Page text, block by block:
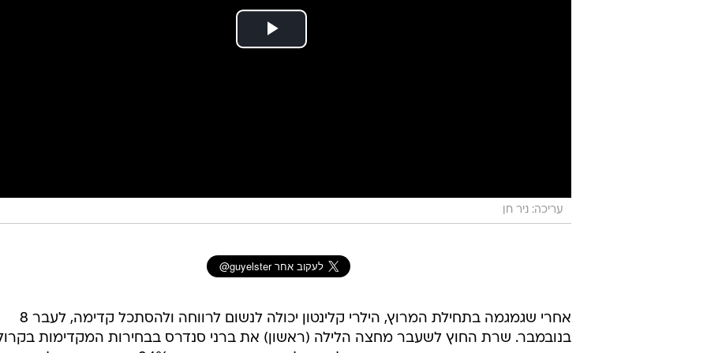
עריכה: ניר חן
אחרי שגמגמה בתחילת המרוץ, הילרי קלינטון יכולה לנשום לרווחה ולהסתכל קדימה, לעבר 8
בנובמבר. שרת החוץ לשעבר מחצה הלילה (ראשון) את ברני סנדרס בבחירות המקדימות